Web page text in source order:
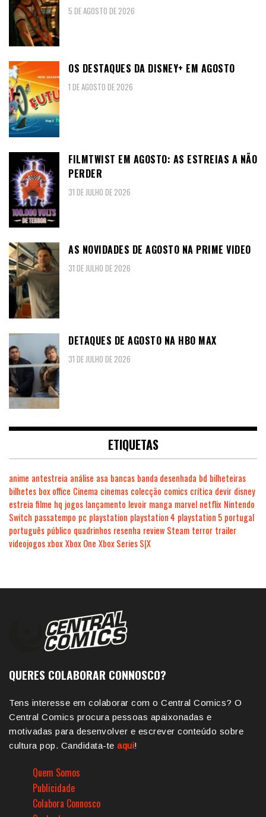
5 DE AGOSTO DE 2026
OS DESTAQUES DA DISNEY+ EM AGOSTO
1 DE AGOSTO DE 2026
FILMTWIST EM AGOSTO: AS ESTREIAS A NÃO
PERDER
31 DE JULHO DE 2026
AS NOVIDADES DE AGOSTO NA PRIME VIDEO
31 DE JULHO DE 2026
DETAQUES DE AGOSTO NA HBO MAX
31 DE JULHO DE 2026
ETIQUETAS
anime antestreia análise asa bancas banda desenhada bd bilheteiras
bilhetes box office Cinema cinemas colecção comics crítica devir disney
estreia filme hq jogos lançamento levoir manga marvel netflix Nintendo
Switch passatempo pc playstation playstation 4 playstation 5 portugal
português público quadrinhos resenha review Steam terror trailer
videojogosxboxXbox One Xbox Series S|X
QUERES COLABORAR CONNOSCO?
Tens interesse em colaborar com o Central Comics? O
Central Comics procura pessoas apaixonadas e
motivadas para desenvolver e escrever conteúdo sobre
cultura pop. Candidata-te aqui!
Quem Somos
Publicidade
Colabora Connosco